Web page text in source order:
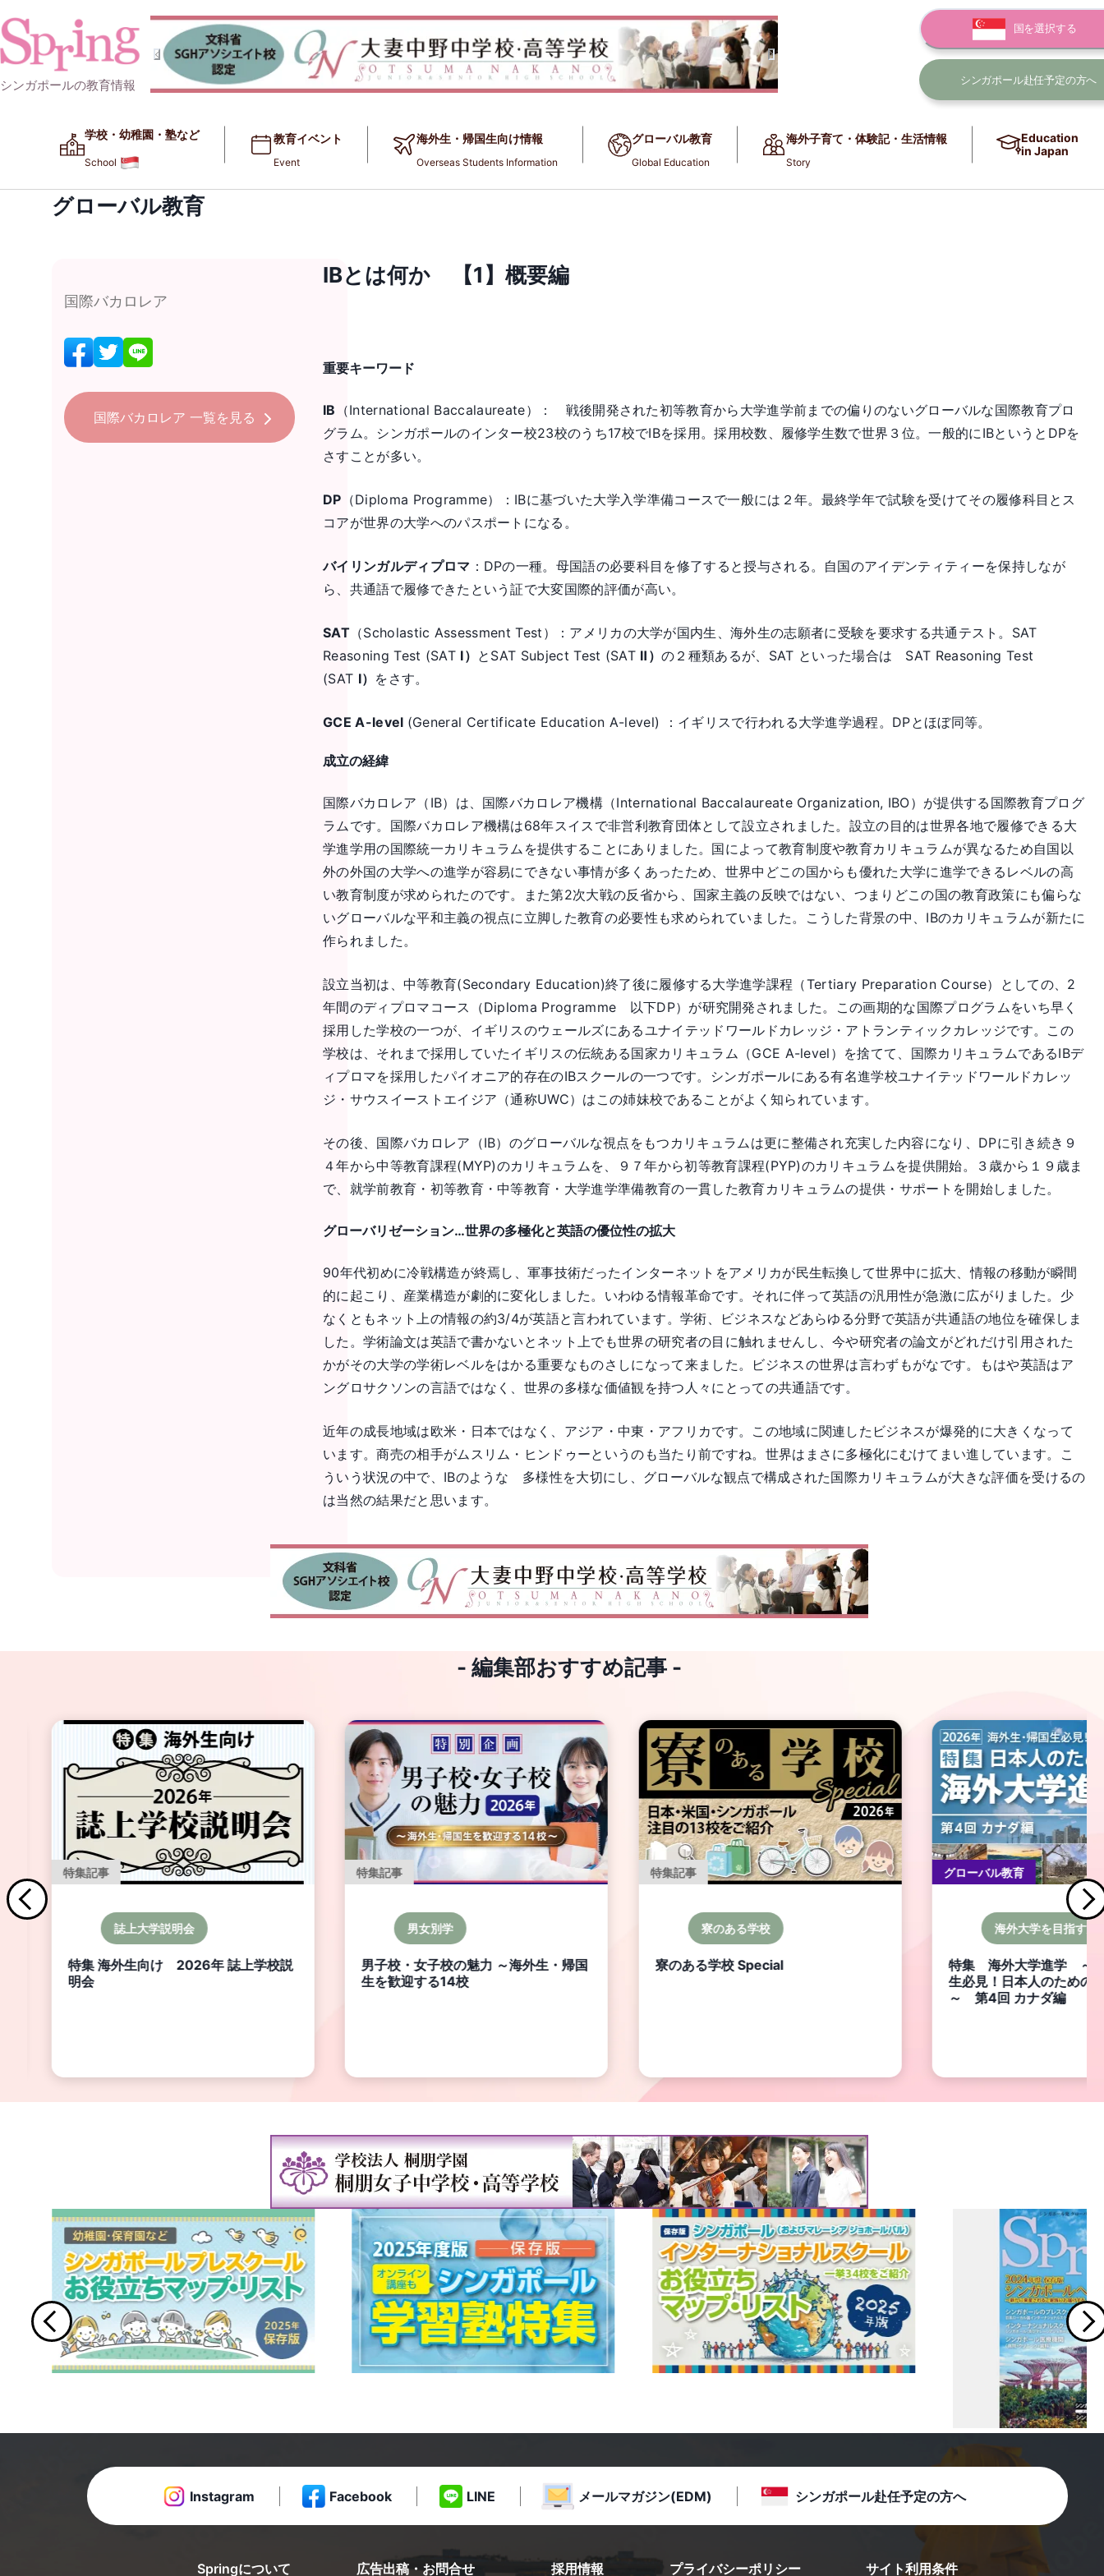
シンガポールの教育情報
国を選択する
シンガポール赴任予定の方へ
学校・幼稚園・塾など​​
School
教育イベント
Event
海外生・帰国生向け情報
Overseas Students Information
グローバル教育
Global Education
海外子育て・体験記・生活情報
Story
Education
in Japan
グローバル教育
国際バカロレア
国際バカロレア 一覧を見る
IBとは何か 【1】概要編
重要キーワード
IB （International Baccalaureate）： 戦後開発された初等教育から大学進学前までの偏りのないグローバルな国際教育プロ
グラム。シンガポールのインター校23校のうち17校でIBを採用。採用校数、履修学生数で世界３位。一般的にIBというとDPを
さすことが多い。
DP （Diploma Programme）：IBに基づいた大学入学準備コースで一般には２年。最終学年で試験を受けてその履修科目とス
コアが世界の大学へのパスポートになる。
バイリンガルディプロマ ：DPの一種。母国語の必要科目を修了すると授与される。自国のアイデンティティーを保持しなが
ら、共通語で履修できたという証で大変国際的評価が高い。
SAT（Scholastic Assessment Test）：アメリカの大学が国内生、海外生の志願者に受験を要求する共通テスト。SAT
Reasoning Test (SAT Ⅰ） とSAT Subject Test (SAT Ⅱ）の２種類あるが、SAT といった場合は SAT Reasoning Test
(SAT Ⅰ） をさす。
GCE A-level (General Certificate Education A-level) ：イギリスで行われる大学進学過程。DPとほぼ同等。
成立の経緯
国際バカロレア（IB）は、国際バカロレア機構（International Baccalaureate Organization, IBO）が提供する国際教育プログ
ラムです。国際バカロレア機構は68年スイスで非営利教育団体として設立されました。設立の目的は世界各地で履修できる大
学進学用の国際統一カリキュラムを提供することにありました。国によって教育制度や教育カリキュラムが異なるため自国以
外の外国の大学への進学が容易にできない事情が多くあったため、世界中どこの国からも優れた大学に進学できるレベルの高
い教育制度が求められたのです。また第2次大戦の反省から、国家主義の反映ではない、つまりどこの国の教育政策にも偏らな
いグローバルな平和主義の視点に立脚した教育の必要性も求められていました。こうした背景の中、IBのカリキュラムが新たに
作られました。
設立当初は、中等教育(Secondary Education)終了後に履修する大学進学課程（Tertiary Preparation Course）としての、2
年間のディプロマコース（Diploma Programme 以下DP）が研究開発されました。この画期的な国際プログラムをいち早く
採用した学校の一つが、イギリスのウェールズにあるユナイテッドワールドカレッジ・アトランティックカレッジです。この
学校は、それまで採用していたイギリスの伝統ある国家カリキュラム（GCE A-level）を捨てて、国際カリキュラムであるIBデ
ィプロマを採用したパイオニア的存在のIBスクールの一つです。シンガポールにある有名進学校ユナイテッドワールドカレッ
ジ・サウスイーストエイジア（通称UWC）はこの姉妹校であることがよく知られています。
その後、国際バカロレア（IB）のグローバルな視点をもつカリキュラムは更に整備され充実した内容になり、DPに引き続き９
４年から中等教育課程(MYP)のカリキュラムを、９７年から初等教育課程(PYP)のカリキュラムを提供開始。３歳から１９歳ま
で、就学前教育・初等教育・中等教育・大学進学準備教育の一貫した教育カリキュラムの提供・サポートを開始しました。
グローバリゼーション…世界の多極化と英語の優位性の拡大
90年代初めに冷戦構造が終焉し、軍事技術だったインターネットをアメリカが民生転換して世界中に拡大、情報の移動が瞬間
的に起こり、産業構造が劇的に変化しました。いわゆる情報革命です。それに伴って英語の汎用性が急激に広がりました。少
なくともネット上の情報の約3/4が英語と言われています。学術、ビジネスなどあらゆる分野で英語が共通語の地位を確保しま
した。学術論文は英語で書かないとネット上でも世界の研究者の目に触れませんし、今や研究者の論文がどれだけ引用された
かがその大学の学術レベルをはかる重要なものさしになって来ました。ビジネスの世界は言わずもがなです。もはや英語はア
ングロサクソンの言語ではなく、世界の多様な価値観を持つ人々にとっての共通語です。
近年の成長地域は欧米・日本ではなく、アジア・中東・アフリカです。この地域に関連したビジネスが爆発的に大きくなって
います。商売の相手がムスリム・ヒンドゥーというのも当たり前ですね。世界はまさに多極化にむけてまい進しています。こ
ういう状況の中で、IBのような 多様性を大切にし、グローバルな観点で構成された国際カリキュラムが大きな評価を受けるの
は当然の結果だと思います。
- 編集部おすすめ記事 -
特集記事
男女別学
男子校・女子校の魅力 ～海外生・帰国
生を歓迎する14校
特集記事
寮のある学校
寮のある学校 Special
グローバル教育
海外大学を目指す方へ
特集 海外大学進学 ～海外生・帰国
特集記事・コラム
幼稚園・プレスクー
プレスクール・幼稚園・
アセンターなど 当園の
慢」です！（2026）
Instagram Facebook LINE メールマガジン(EDM) シンガポール赴任予定の方へ
Springについて 広告出稿・お問合せ 採用情報 プライバシーポリシー サイト利用条件